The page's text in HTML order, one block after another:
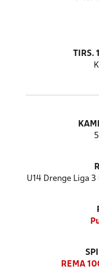
TIRS.
U14 Drenge Liga
REMA